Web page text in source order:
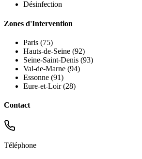
Désinfection
Zones d'Intervention
Paris (75)
Hauts-de-Seine (92)
Seine-Saint-Denis (93)
Val-de-Marne (94)
Essonne (91)
Eure-et-Loir (28)
Contact
Téléphone